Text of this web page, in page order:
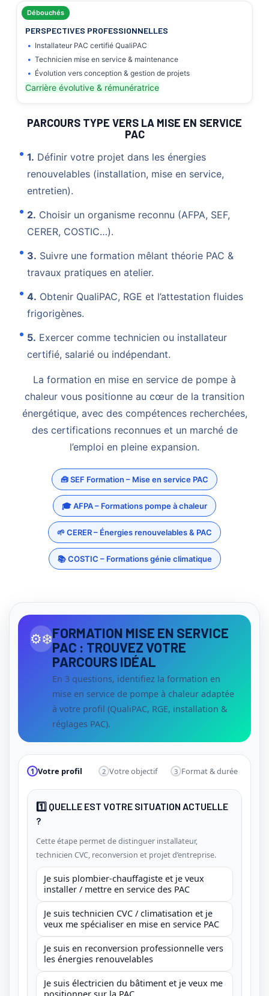
Débouchés
PERSPECTIVES PROFESSIONNELLES
Installateur PAC certifié QualiPAC
Technicien mise en service & maintenance
Évolution vers conception & gestion de projets
Carrière évolutive & rémunératrice
PARCOURS TYPE VERS LA MISE EN SERVICE
PAC
1. Définir votre projet dans les énergies
renouvelables (installation, mise en service,
entretien).
2. Choisir un organisme reconnu (AFPA, SEF,
CERER, COSTIC…).
3. Suivre une formation mêlant théorie PAC &
travaux pratiques en atelier.
4. Obtenir QualiPAC, RGE et l’attestation fluides
frigorigènes.
5. Exercer comme technicien ou installateur
certifié, salarié ou indépendant.
La formation en mise en service de pompe à
chaleur vous positionne au cœur de la transition
énergétique, avec des compétences recherchées,
des certifications reconnues et un marché de
l’emploi en pleine expansion.
🧰 SEF Formation – Mise en service PAC
🎓 AFPA – Formations pompe à chaleur
🌱 CERER – Énergies renouvelables & PAC
📚 COSTIC – Formations génie climatique
⚙️❄️FORMATION MISE EN SERVICE
PAC : TROUVEZ VOTRE
PARCOURS IDÉAL
En 3 questions, identifiez la formation en
mise en service de pompe à chaleur adaptée
à votre profil (QualiPAC, RGE, installation &
réglages PAC).
1 Votre profil 2 Votre objectif 3 Format & durée
1️⃣ QUELLE EST VOTRE SITUATION ACTUELLE
?
Cette étape permet de distinguer installateur,
technicien CVC, reconversion et projet d’entreprise.
Je suis plombier-chauffagiste et je veux
installer / mettre en service des PAC
Je suis technicien CVC / climatisation et je
veux me spécialiser en mise en service PAC
Je suis en reconversion professionnelle vers
les énergies renouvelables
Je suis électricien du bâtiment et je veux me
positionner sur la PAC